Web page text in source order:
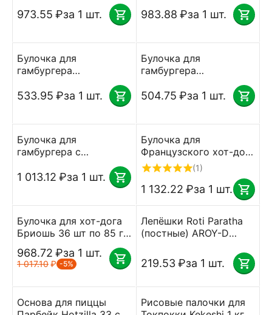
Unibake
973.55 ₽за 1 шт.
шт по 52 г, Unibake
983.88 ₽за 1 шт.
Булочка для
гамбургера
картофельная Ø100 мм
24 шт по 85 г Клевер
533.95 ₽за 1 шт.
Булочка для
гамбургера
картофельная Ø120 мм
18 шт по 110 г Клевер
504.75 ₽за 1 шт.
Булочка для
гамбургера с
кунжутом Ø100 мм, 48
шт. по 53г. Unibake
1 013.12 ₽за 1 шт.
Булочка для
Французского хот-дога
замороженная 40 шт
по 60 г Unibake
(1)
1 132.22 ₽за 1 шт.
Булочка для хот-дога
Бриошь 36 шт по 85 г
Клевер
968.72 ₽за 1 шт.
1 017.10₽ -5%
Лепёшки Roti Paratha
(постные) AROY-D
шт 300 г
219.53₽за 1 шт.
Основа для пиццы
Рисовые палочки для